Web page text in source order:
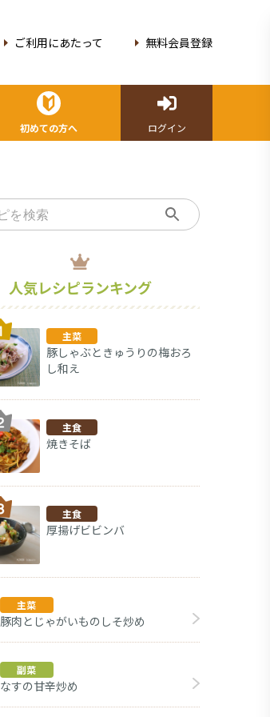
ご利用にあたって 無料会員登録
初めての方へ ログイン
人気レシピランキング
主菜
豚しゃぶときゅうりの梅おろ
し和え
主食
焼きそば
主食
厚揚げビビンバ
主菜
豚肉とじゃがいものしそ炒め
副菜
なすの甘辛炒め